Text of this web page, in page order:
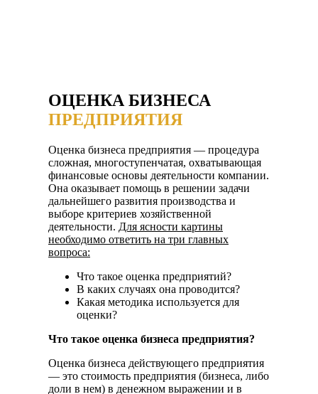
ОЦЕНКА БИЗНЕСА
ПРЕДПРИЯТИЯ
Оценка бизнеса предприятия — процедура
сложная, многоступенчатая, охватывающая
финансовые основы деятельности компании.
Она оказывает помощь в решении задачи
дальнейшего развития производства и
выборе критериев хозяйственной
деятельности. Для ясности картины
необходимо ответить на три главных
вопроса:
Что такое оценка предприятий?
В каких случаях она проводится?
Какая методика используется для
оценки?
Что такое оценка бизнеса предприятия?
Оценка бизнеса действующего предприятия
— это стоимость предприятия (бизнеса, либо
доли в нем) в денежном выражении и в